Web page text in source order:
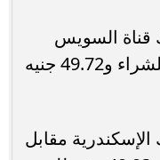
قناة السويس
مقابل الجنيه نحو 49.62 جنيه للشراء و49.72 جنيه
مقابل